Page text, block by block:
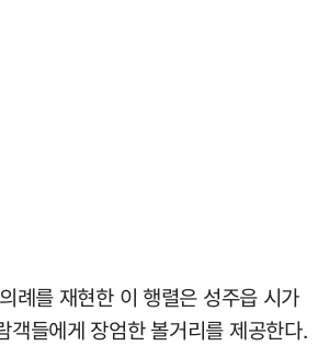
례를 재현한 이 행렬은 성주읍 시가
객들에게 장엄한 볼거리를 제공한다.